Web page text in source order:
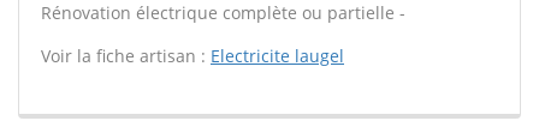
Rénovation électrique complète ou partielle -
Voir la fiche artisan : Electricite laugel